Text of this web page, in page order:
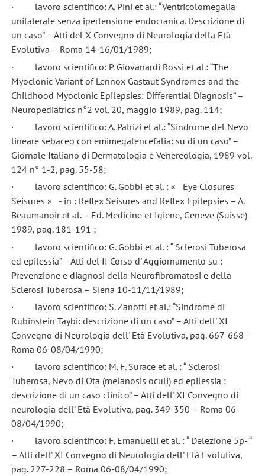
· lavoro scientifico: A. Pini et al.: “Ventricolomegalia
unilaterale senza ipertensione endocranica. Descrizione di
un caso” – Atti del X Convegno di Neurologia della Età
Evolutiva – Roma 14-16/01/1989;
· lavoro scientifico: P. Giovanardi Rossi et al.: “The
Myoclonic Variant of Lennox Gastaut Syndromes and the
Childhood Myoclonic Epilepsies: Differential Diagnosis” –
Neuropediatrics n°2 vol. 20, maggio 1989, pag. 114;
· lavoro scientifico: A. Patrizi et al.: “Sindrome del Nevo
lineare sebaceo con emimegalencefalia: su di un caso” –
Giornale Italiano di Dermatologia e Venereologia, 1989 vol.
124 n° 1-2, pag. 55-58;
· lavoro scientifico: G. Gobbi et al. : « Eye Closures
Seisures » - in : Reflex Seisures and Reflex Epilepsies – A.
Beaumanoir et al. – Ed. Medicine et Igiene, Geneve (Suisse)
1989, pag. 181-191 ;
· lavoro scientifico: G. Gobbi et al. : “ Sclerosi Tuberosa
ed epilessia” - Atti del II Corso d' Aggiornamento su :
Prevenzione e diagnosi della Neurofibromatosi e della
Sclerosi Tuberosa – Siena 10-11/11/1989;
· lavoro scientifico: S. Zanotti et al.: “Sindrome di
Rubinstein Taybi: descrizione di un caso” – Atti dell' XI
Convegno di Neurologia dell' Età Evolutiva, pag. 667-668 –
Roma 06-08/04/1990;
· lavoro scientifico: M. F. Surace et al. : “ Sclerosi
Tuberosa, Nevo di Ota (melanosis oculi) ed epilessia :
descrizione di un caso clinico” – Atti dell' XI Convegno di
neurologia dell' Età Evolutiva, pag. 349-350 – Roma 06-
08/04/1990;
· lavoro scientifico: F. Emanuelli et al. : “ Delezione 5p- “
– Atti dell' XI Convegno di Neurologia dell' Età Evolutiva,
pag. 227-228 – Roma 06-08/04/1990;